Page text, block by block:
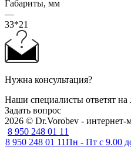
Габариты, мм
—
33*21
Нужна консультация?
Наши специалисты ответят
Задать вопрос
2026 © Dr.Vorobev - интернет-
8 950 248 01 11
8 950 248 01 11Пн - Пт с 9.00